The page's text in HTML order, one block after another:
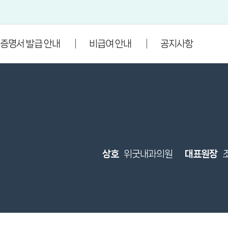
증명서 발급 안내 비급여 안내 공지사항
상호 위굿내과의원 대표원장